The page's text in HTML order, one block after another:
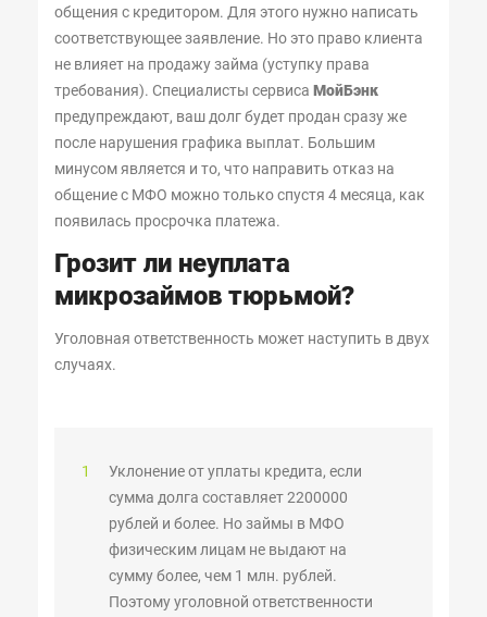
общения с кредитором. Для этого нужно написать
соответствующее заявление. Но это право клиента
не влияет на продажу займа (уступку права
требования). Специалисты сервиса МойБэнк
предупреждают, ваш долг будет продан сразу же
после нарушения графика выплат. Большим
минусом является и то, что направить отказ на
общение с МФО можно только спустя 4 месяца, как
появилась просрочка платежа.
Грозит ли неуплата
микрозаймов тюрьмой?
Уголовная ответственность может наступить в двух
случаях.
Уклонение от уплаты кредита, если
сумма долга составляет 2200000
рублей и более. Но займы в МФО
физическим лицам не выдают на
сумму более, чем 1 млн. рублей.
Поэтому уголовной ответственности
8 (499) 302-70-12
График работы горячей линии: